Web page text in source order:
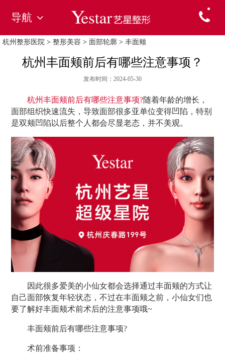
导航
杭州整形医院 > 整形美容 > 面部轮廓 > 丰面颊
杭州丰面颊前后有哪些注意事项？
发布时间：2024-05-30
杭州丰面颊前后有哪些注意事项?随着年龄的增长，
面部组织快速流失，导致面部很多亚单位变得凹陷，特别
是双颊凹陷以后整个人都会尽显老态，并不美观。
因此很多爱美的小仙女都会选择通过丰面颊的方式让
自己面部恢复年轻状态，不过在丰面颊之前，小仙女们也
要了解好丰面颊术前术后的注意事项哦~
丰面颊前后有哪些注意事项?
术前准备事项：